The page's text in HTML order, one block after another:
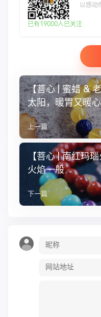
以感动
已有19000人已关注
【菩心 | 蜜蜡 &
太阳，暖胃又暖心
上一篇
【菩心 | 南红玛
火焰一般
下一篇